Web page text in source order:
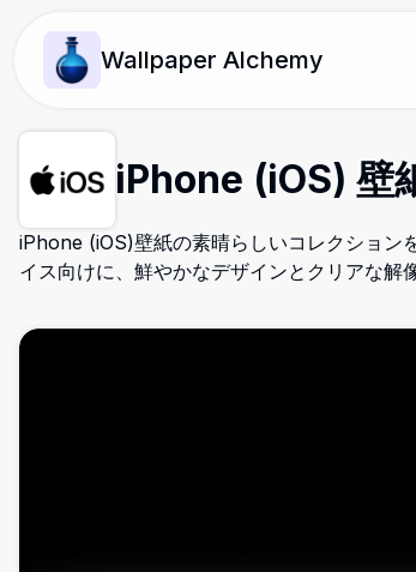
Wallpaper Alchemy
iPhone (iOS) 壁
iPhone (iOS)壁紙の素晴らしいコレクション
イス向けに、鮮やかなデザインとクリアな解